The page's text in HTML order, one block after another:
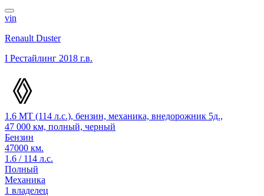
vin
Renault Duster
I Рестайлинг 2018 г.в.
1.6 MT (114 л.с.), бензин, механика, внедорожник 5д.,
47 000 км, полный, черный
Бензин
47000 км.
1.6 / 114 л.с.
Полный
Механика
1 владелец